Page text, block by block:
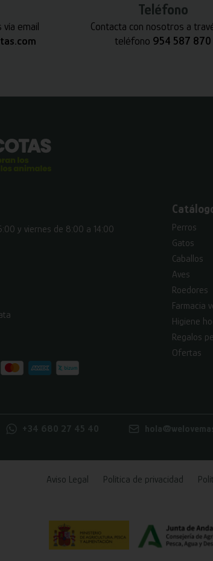
email
Teléfono
Contacta con nosotros a
teléfono 954 587 870
y viernes de 8:00 a 14:00
Perros
Gatos
Caballos
Aves
Roedores
Farmacia
Higiene
Regalos
Ofertas
+34 680 27 45 40
Aviso Legal Política de privacidad